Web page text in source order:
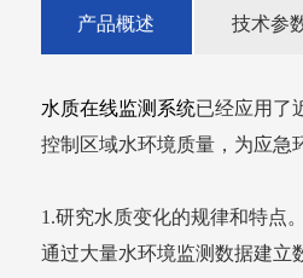
产品概述 技术参
水质在线监测系统已经应用了
控制区域水环境质量，为应急
1.研究水质变化的规律和特点。
通过大量水环境监测数据建立